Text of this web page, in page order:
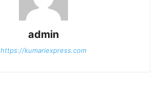
admin
https://kumariexpress.com